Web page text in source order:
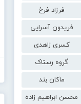
فرزاد فرخ
فریدون آسرایی
کسری زاهدی
گروه رستاک
ماکان بند
محسن ابراهیم زاده